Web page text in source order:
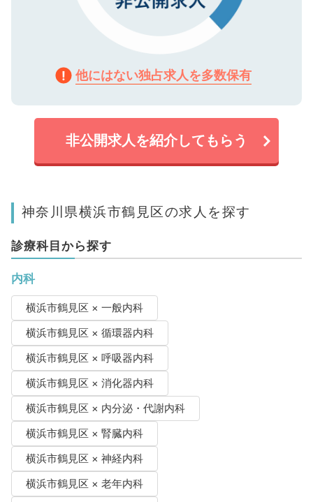
他にはない独占求人を多数保有
非公開求人を紹介してもらう
神奈川県横浜市鶴見区の求人を探す
診療科目から探す
内科
横浜市鶴見区 × 一般内科
横浜市鶴見区 × 循環器内科
横浜市鶴見区 × 呼吸器内科
横浜市鶴見区 × 消化器内科
横浜市鶴見区 × 内分泌・代謝内科
横浜市鶴見区 × 腎臓内科
横浜市鶴見区 × 神経内科
横浜市鶴見区 × 老年内科